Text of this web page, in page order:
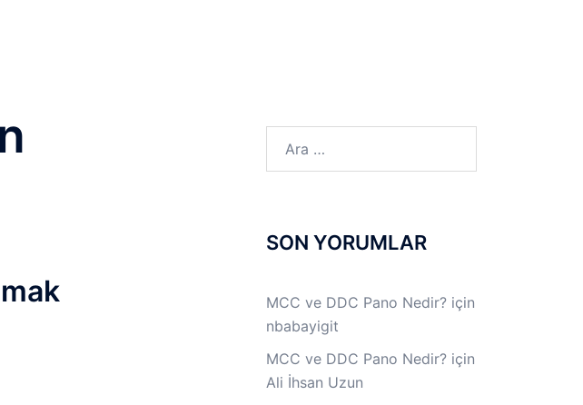
SON YORUMLAR
MCC ve DDC Pano Nedir?için
nbabayigit
MCC ve DDC Pano Nedir?için
Ali İhsan Uzun